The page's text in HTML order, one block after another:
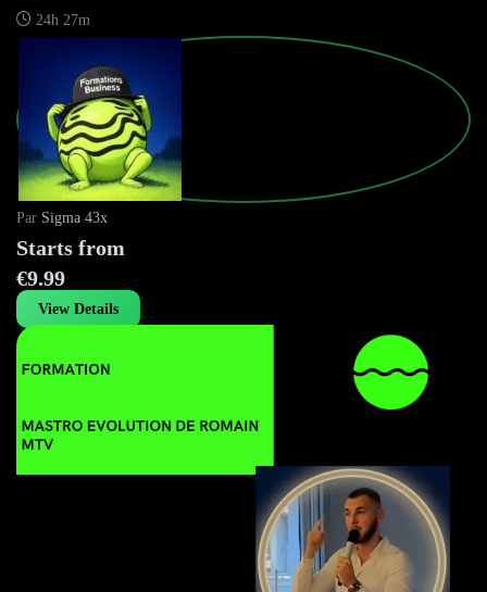
24h 27m
Par Sigma 43x
Starts from
€9.99
View Details